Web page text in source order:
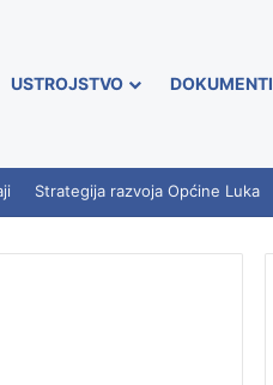
USTROJSTVO DOKUMENTI
Strategija razvoja Općine Luka